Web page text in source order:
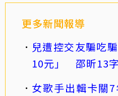
更多新聞報導
兒遭控交友騙吃
10元」 邵昕13
女歌手出輯卡關